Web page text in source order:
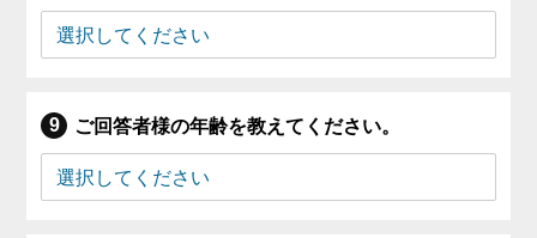
ご回答者様の年齢を教えてください。